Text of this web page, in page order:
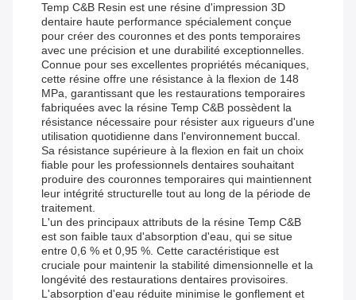
Temp C&B Resin est une résine d'impression 3D
dentaire haute performance spécialement conçue
pour créer des couronnes et des ponts temporaires
avec une précision et une durabilité exceptionnelles.
Connue pour ses excellentes propriétés mécaniques,
cette résine offre une résistance à la flexion de 148
MPa, garantissant que les restaurations temporaires
fabriquées avec la résine Temp C&B possèdent la
résistance nécessaire pour résister aux rigueurs d'une
utilisation quotidienne dans l'environnement buccal.
Sa résistance supérieure à la flexion en fait un choix
fiable pour les professionnels dentaires souhaitant
produire des couronnes temporaires qui maintiennent
leur intégrité structurelle tout au long de la période de
traitement.
L'un des principaux attributs de la résine Temp C&B
est son faible taux d'absorption d'eau, qui se situe
entre 0,6 % et 0,95 %. Cette caractéristique est
cruciale pour maintenir la stabilité dimensionnelle et la
longévité des restaurations dentaires provisoires.
L'absorption d'eau réduite minimise le gonflement et